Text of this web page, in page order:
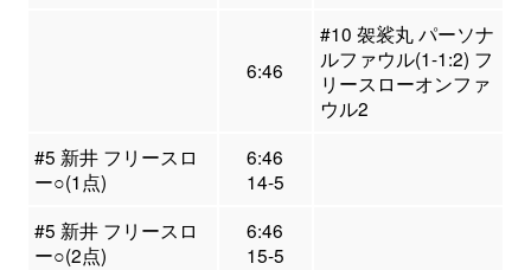
6:46
#10 袈裟丸 パーソナ
ルファウル(1-1:2) フ
リースローオンファ
ウル2
#5 新井 フリースロ
ー○(1点)
6:46
14-5
#5 新井 フリースロ
ー○(2点)
6:46
15-5